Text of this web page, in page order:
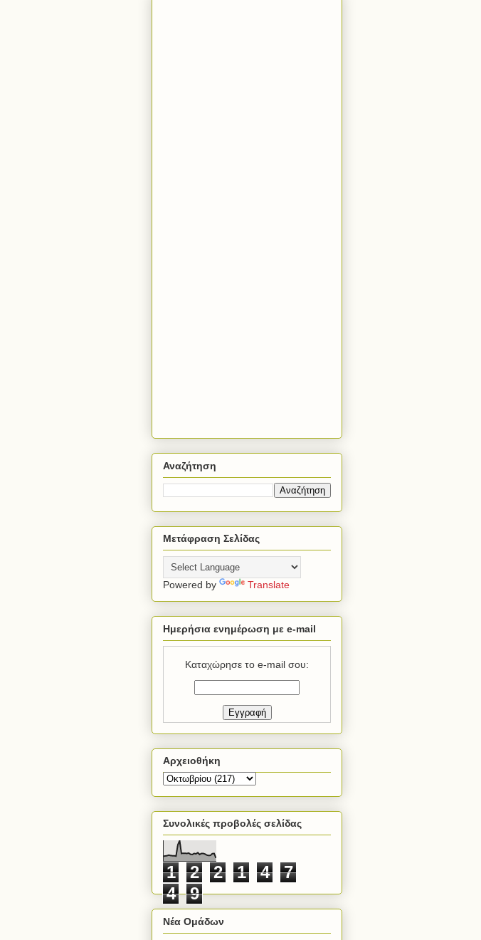
Αναζήτηση
Μετάφραση Σελίδας
Powered by Translate
Ημερήσια ενημέρωση με e-mail
Καταχώρησε το e-mail σου:
Αρχειοθήκη
Συνολικές προβολές σελίδας
1 2 2 1 4
7
4
9
Νέα Ομάδων